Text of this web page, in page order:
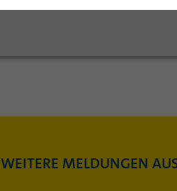
WEITERE MELDUNGEN